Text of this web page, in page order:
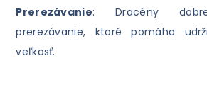
Prerezávanie: Dracény
prerezávanie, ktoré pomáha
veľkosť.